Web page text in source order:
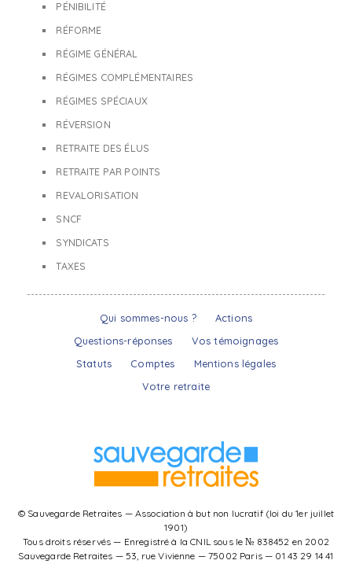
PÉNIBILITÉ
RÉFORME
RÉGIME GÉNÉRAL
RÉGIMES COMPLÉMENTAIRES
RÉGIMES SPÉCIAUX
RÉVERSION
RETRAITE DES ÉLUS
RETRAITE PAR POINTS
REVALORISATION
SNCF
SYNDICATS
TAXES
Qui sommes-nous ?
Actions
Questions-réponses
Vos témoignages
Statuts
Comptes
Mentions légales
Votre retraite
© Sauvegarde Retraites — Association à but non lucratif (loi du 1er juillet
1901)
Tous droits réservés — Enregistré à la CNIL sous le № 838452 en 2002
Sauvegarde Retraites — 53, rue Vivienne — 75002 Paris — 01 43 29 14 41